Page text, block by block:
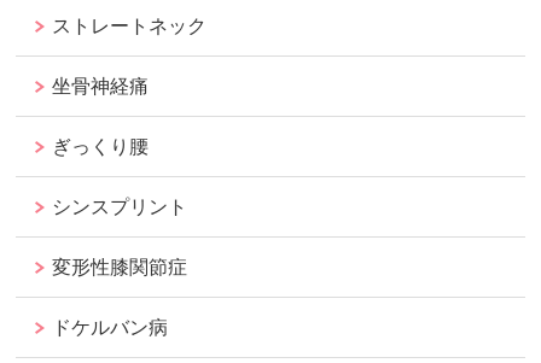
ストレートネック
坐骨神経痛
ぎっくり腰
シンスプリント
変形性膝関節症
ドケルバン病